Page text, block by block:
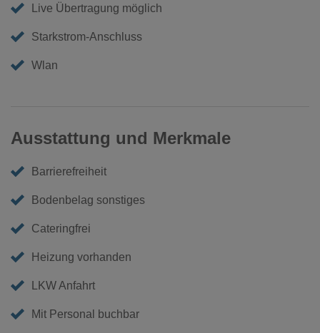
Live Übertragung möglich
Starkstrom-Anschluss
Wlan
Ausstattung und Merkmale
Barrierefreiheit
Bodenbelag sonstiges
Cateringfrei
Heizung vorhanden
LKW Anfahrt
Mit Personal buchbar